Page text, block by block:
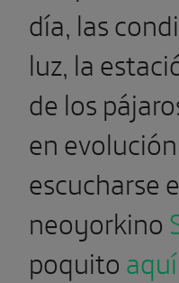
día, las
luz, la
de los
en
escucharse
neoyorkino
poquitoaquí